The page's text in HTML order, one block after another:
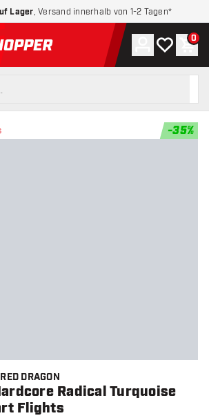
Lager , Versand innerhalb von 1-2 Tagen*
zur Startseite
Konto
Meine 0
-35%
RED DRAGON
Radical Turquoise
Flights